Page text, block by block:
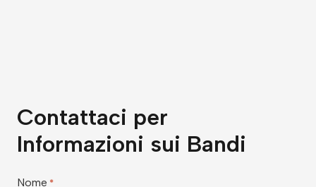
Contattaci per
Informazioni sui Bandi
Nome *